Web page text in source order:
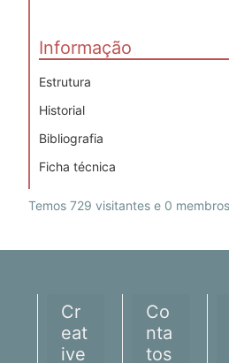
Informação
Estrutura
Historial
Bibliografia
Ficha técnica
Temos 729 visitantes e 0
Cr
eat
ive
Co
nta
tos